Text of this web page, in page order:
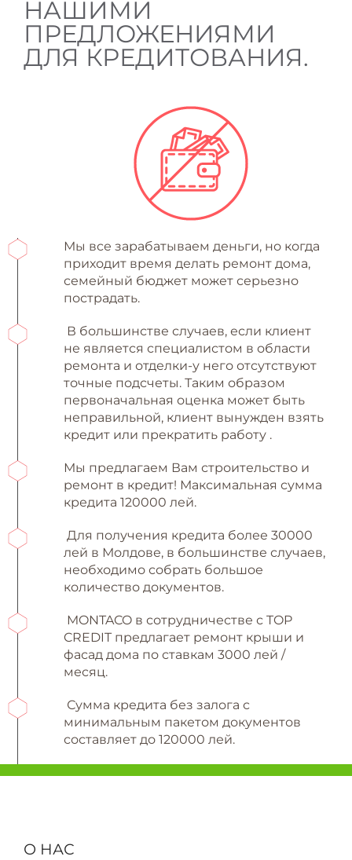
НАШИМИ
ПРЕДЛОЖЕНИЯМИ
ДЛЯ КРЕДИТОВАНИЯ.
Мы все зарабатываем деньги, но когда
приходит время делать ремонт дома,
семейный бюджет может серьезно
пострадать.
В большинстве случаев, если клиент
не является специалистом в области
ремонта и отделки-у него отсутствуют
точные подсчеты. Таким образом
первоначальная оценка может быть
неправильной, клиент вынужден взять
кредит или прекратить работу .
Мы предлагаем Вам строительство и
ремонт в кредит! Максимальная сумма
кредита 120000 лей.
Для получения кредита более 30000
лей в Молдове, в большинстве случаев,
необходимо собрать большое
количество документов.
MONTACO в сотрудничестве с TOP
CREDIT предлагает ремонт крыши и
фасад дома по ставкам 3000 лей /
месяц.
Сумма кредита без залога с
минимальным пакетом документов
составляет до 120000 лей.
О НАС